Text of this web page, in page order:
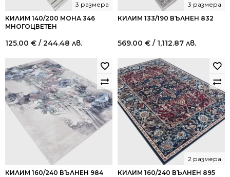
КИЛИМ 140/200 МОНА 346
МНОГОЦВЕТЕН
3 размера
125.00 € / 244.48 лв.
КИЛИМ 133/190 ВЪЛНЕН 832
3 размера
569.00 € / 1,112.87 лв.
КИЛИМ 160/240 ВЪЛНЕН 984 КИЛИМ 160/240 ВЪЛНЕН 895
2 размера